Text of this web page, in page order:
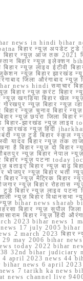
news in hindi bihar
बिहार न्यूज़ अपडेट टुडे
न्यूज़ आज तक 2021
बिहार न्यूज़ इलेक्शन
न्यूज़ लाइव ईटीवी
न्यूज़ बिहार झारखंड
जिला औरंगाबाद
news hindi समाचार
बिहार न्यूज़ करंट बिहार
खगड़िया बिहार खेल
गोरखपुर न्यूज़ बिहार
न्यूज़ चुनाव बिहार
न्यूज़ छपरा जिला बिहार
झारखंड न्यूज़ लाइव
झारखंड न्यूज़ हिंदी
न्यूज़ टुडे बिहार
यादव बिहार न्यूज़ तक
है बिहार न्यूज़ दो बिहार
नौबतपुर न्यूज़ बिहार
बिहार न्यूज़ पटना today
बताइए बिहार न्यूज़ बाढ़
भोजपुर न्यूज़ बिहार
बिहार न्यूज़ मैट्रिक
न्यूज़ बिहार
टुडे बिहार न्यूज़ लाइव
न्यूज़ बिहार विधानसभा
bihar news sharab
बिहार न्यूज़ सुपौल जिला
सासाराम बिहार न्यूज़
2023 bihar news 1
17 july 2005 bihar
2 march 2023
may 2006 bihar
today 2022 bihar
32nd bihar judiciary
april 2023 news 44
news 6 april
7 tarikh ka news
news channel live